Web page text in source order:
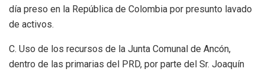
día preso en la República de Colombia por presunto lavado
de activos.
C. Uso de los recursos de la Junta Comunal de Ancón,
dentro de las primarias del PRD, por parte del Sr. Joaquín